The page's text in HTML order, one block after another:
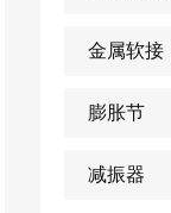
金属软接
膨胀节
减振器